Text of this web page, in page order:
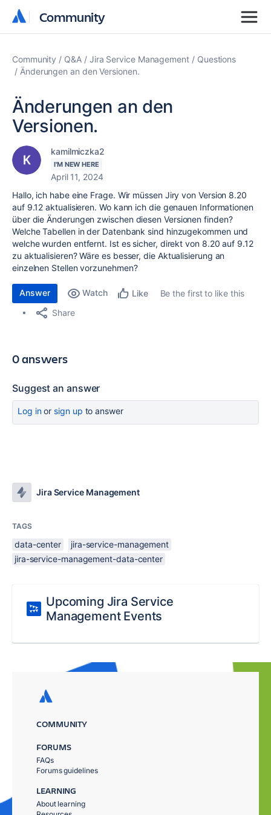
Community
Community
Community Q&A Jira Service Management
Questions
Änderungen an den Versionen.
Änderungen an den
Versionen.
kamilmiczka2
I'M NEW HERE
April 11, 2024
Hallo, ich habe eine Frage. Wir müssen Jiry von Version 8.20
auf 9.12 aktualisieren. Wo kann ich die genauen Informationen
über die Änderungen zwischen diesen Versionen finden?
Welche Tabellen in der Datenbank sind hinzugekommen und
welche wurden entfernt. Ist es sicher, direkt von 8.20 auf 9.12
zu aktualisieren? Wäre es besser, die Aktualisierung an
einzelnen Stellen vorzunehmen?
Answer Watch Like
Be the first to like this
Share
0 answers
Suggest an answer
Log inor sign up to answer
Jira Service Management
TAGS
data-center
jira-service-management
jira-service-management-data-center
Upcoming Jira Service
Management Events
COMMUNITY
FORUMS
FAQs
Forums guidelines
LEARNING
About learning